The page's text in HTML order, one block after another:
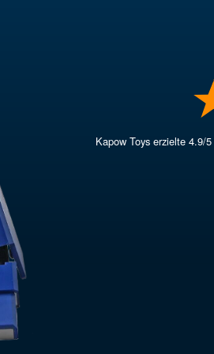
Kapow Toys erzielte4.9/5